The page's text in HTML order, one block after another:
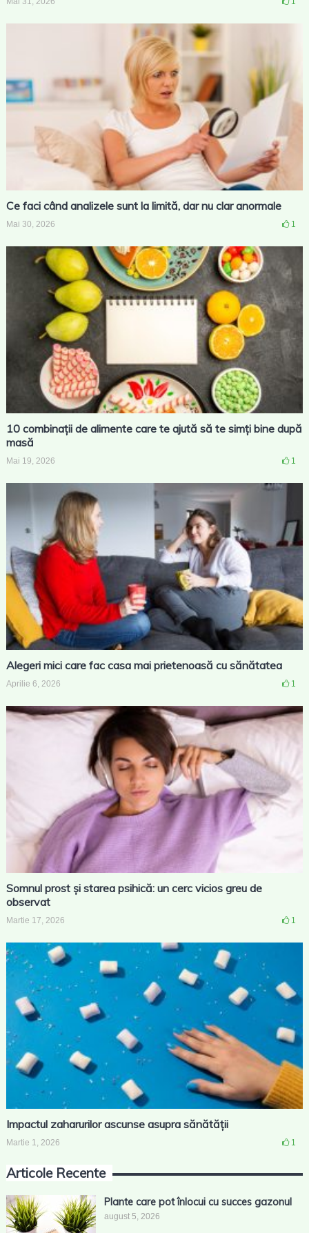
Ce faci când analizele sunt la limită, dar nu clar anormale
Mai 30, 2026 1
10 combinații de alimente care te ajută să te simți bine după
masă
Mai 19, 2026 1
Alegeri mici care fac casa mai prietenoasă cu sănătatea
Aprilie 6, 2026 1
Somnul prost și starea psihică: un cerc vicios greu de
observat
Martie 17, 2026 1
Impactul zaharurilor ascunse asupra sănătății
Martie 1, 2026 1
Articole Recente
Plante care pot înlocui cu succes gazonul
august 5, 2026